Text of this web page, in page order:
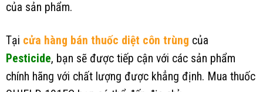
của sản phẩm.
Tại cửa hàng bán thuốc diệt côn trùng của
Pesticide, bạn sẽ được tiếp cận với các sản phẩm
chính hãng với chất lượng được khẳng định. Mua thuốc